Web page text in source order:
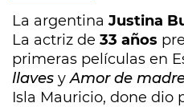
La argentina Justina
La actriz de 33 años
primeras películas en
llaves yAmor de
Isla Mauricio, done dio